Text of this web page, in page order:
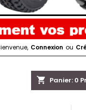
Connexion ou
shopping_cart Panier: 0